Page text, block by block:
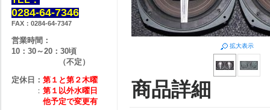
拡大表示
商品詳細
0284-64-7346
FAX：0284-64-7347
営業時間：
10：30～20：30頃
（不定）
定休日： 第１と第２木曜
： 第１以外水曜日
他予定で変更有